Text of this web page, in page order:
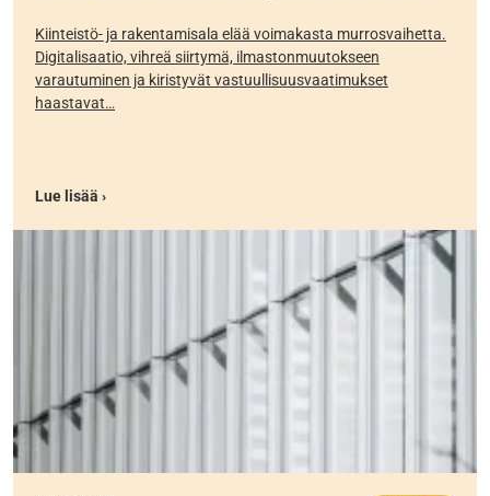
Kiinteistö- ja rakentamisala elää voimakasta murrosvaihetta.
Digitalisaatio, vihreä siirtymä, ilmastonmuutokseen
varautuminen ja kiristyvät vastuullisuusvaatimukset
haastavat…
Lue lisää ›